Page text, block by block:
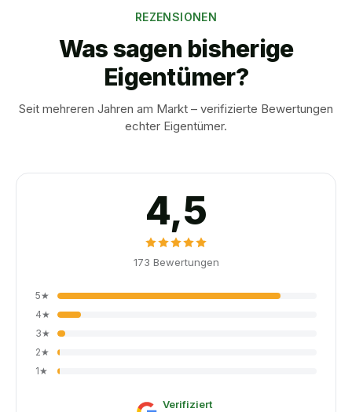
REZENSIONEN
Was sagen bisherige
Eigentümer?
Seit mehreren Jahren am Markt – verifizierte Bewertungen
echter Eigentümer.
4,5
173 Bewertungen
5★
4★
3★
2★
1★
Verifiziert